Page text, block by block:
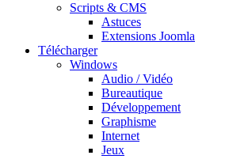
Scripts & CMS
Astuces
Extensions Joomla
Télécharger
Windows
Audio / Vidéo
Bureautique
Développement
Graphisme
Internet
Jeux